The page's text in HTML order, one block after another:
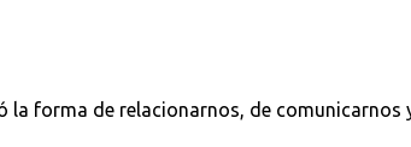
la forma de relacionarnos, de comunicarnos